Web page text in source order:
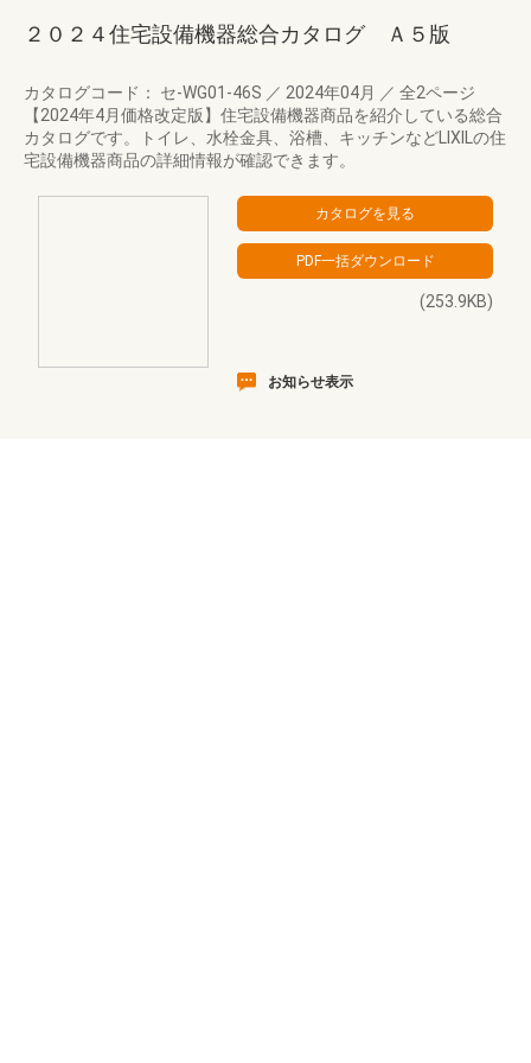
２０２４住宅設備機器総合カタログ Ａ５版
カタログコード： セ-WG01-46S ／ 2024年04月 ／ 全2ページ
【2024年4月価格改定版】住宅設備機器商品を紹介している総合
カタログです。トイレ、水栓金具、浴槽、キッチンなどLIXILの住
宅設備機器商品の詳細情報が確認できます。
(253.9KB)
お知らせ表示